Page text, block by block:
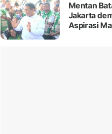
Mentan
Jakarta
Aspirasi